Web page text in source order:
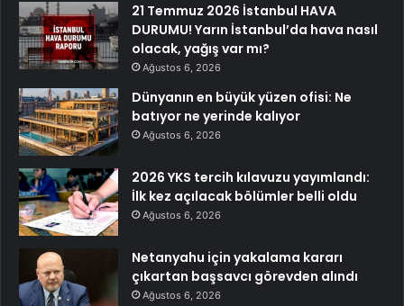
21 Temmuz 2026 İstanbul HAVA
DURUMU! Yarın İstanbul’da hava nasıl
olacak, yağış var mı?
Ağustos 6, 2026
Dünyanın en büyük yüzen ofisi: Ne
batıyor ne yerinde kalıyor
Ağustos 6, 2026
2026 YKS tercih kılavuzu yayımlandı:
İlk kez açılacak bölümler belli oldu
Ağustos 6, 2026
Netanyahu için yakalama kararı
çıkartan başsavcı görevden alındı
Ağustos 6, 2026